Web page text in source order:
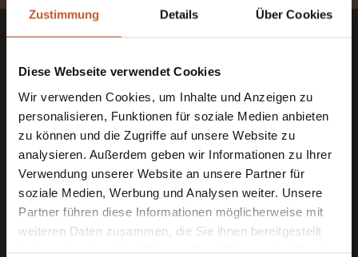
Zustimmung Details Über Cookies
Diese Webseite verwendet Cookies
Wir verwenden Cookies, um Inhalte und Anzeigen zu
personalisieren, Funktionen für soziale Medien anbieten
zu können und die Zugriffe auf unsere Website zu
analysieren. Außerdem geben wir Informationen zu Ihrer
Verwendung unserer Website an unsere Partner für
soziale Medien, Werbung und Analysen weiter. Unsere
Partner führen diese Informationen möglicherweise mit
weiteren Daten zusammen, die Sie ihnen bereitgestellt
Contact
Logo The Camper Rent